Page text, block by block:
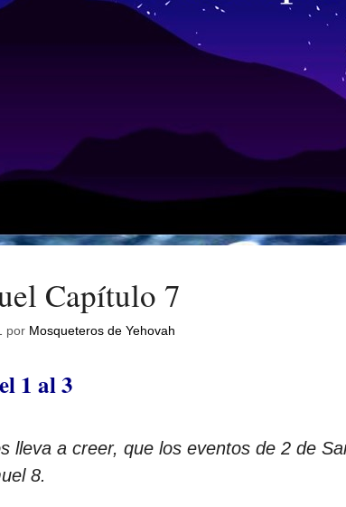
Capítulo 7
por Mosqueteros de Yehovah
1 al 3
lleva a creer, que los eventos de 2 de
8.